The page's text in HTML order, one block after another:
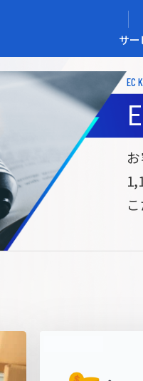
サー
メディアコマー
サブスク/定期通
覧 AIカ
メディアコマースとは 選
EC